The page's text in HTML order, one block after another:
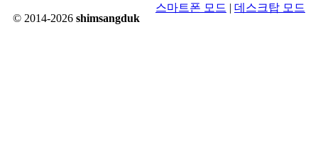
© 2014-2026 shimsangduk
스마트폰 모드 | 데스크탑 모드